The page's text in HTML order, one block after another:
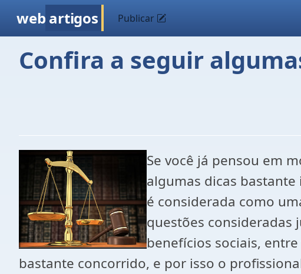
web artigos Publicar
Confira a seguir
Se você já pensou em
algumas dicas
é considerada como
questões consideradas
benefícios sociais,
bastante concorrido, e por isso o